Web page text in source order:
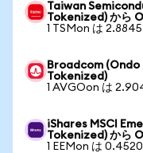
Taiwan
Tokenized) から
1 TSMon は
Broadcom
Tokenized)
1 AVGOon は
iShares MSCI
Tokenized) から
1 EEMon は